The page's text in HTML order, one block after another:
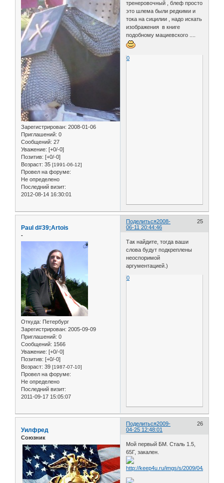
Зарегистрирован: 2008-01-06
Приглашений: 0
Сообщений: 27
Уважение: [+0/-0]
Позитив: [+0/-0]
Возраст: 35 [1991-06-12]
Провел на форуме:
Не определено
Последний визит:
2012-08-14 16:30:01
тренеровочный , блеф просто
это шлема были редкими и
тока на сицилии , надо искать
изображения в книге
подобному мациевского ....
0
Поделиться 25
2008-
06-11 20:44:46
Paul d#39;Artois
-
Откуда: Петербург
Зарегистрирован: 2005-09-09
Приглашений: 0
Сообщений: 1566
Уважение: [+0/-0]
Позитив: [+0/-0]
Возраст: 39 [1987-07-10]
Провел на форуме:
Не определено
Последний визит:
2011-09-17 15:05:07
Так найдите, тогда ваши
слова будут подкреплены
неоспоримой
аргументацией.)
0
Поделиться 26
2009-
04-25 12:48:01
Уилфред
Союзник
Мой первый БМ. Сталь 1.5,
65Г, закален.